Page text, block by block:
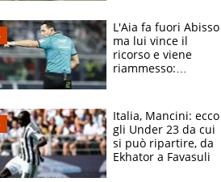
L'Aia fa fuori Abisso
ma lui vince il
ricorso e viene
riammesso:
Italia, Mancini: ecco
gli Under 23 da cui
si può ripartire, da
Ekhator a Favasuli